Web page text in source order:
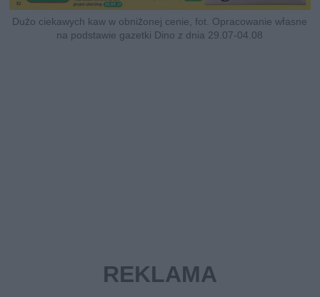
Dużo ciekawych kaw w obniżonej cenie, fot. Opracowanie własne
na podstawie gazetki Dino z dnia 29.07-04.08